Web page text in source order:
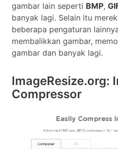
gambar lain seperti BMP,
banyak lagi. Selain itu
beberapa pengaturan
membalikkan gambar,
gambar dan banyak lagi.
ImageResize.org:
Compressor